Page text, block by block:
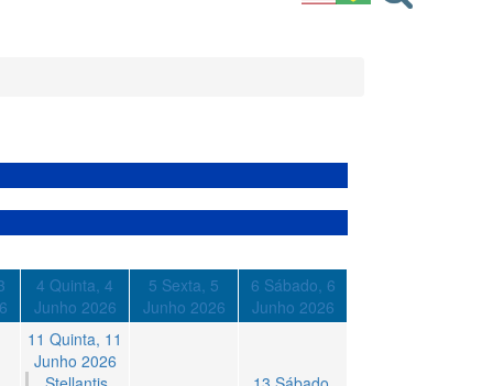
4 Quinta, 4
Junho 2026
5 Sexta, 5
Junho 2026
6 Sábado, 6
Junho 2026
11 Quinta, 11
Junho 2026